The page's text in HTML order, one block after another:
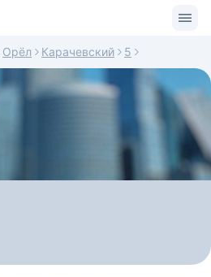
Орёл Карачевский 5